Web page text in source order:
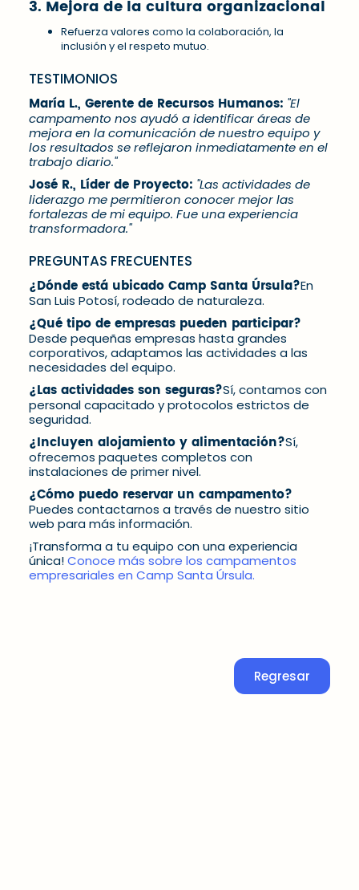
3. Mejora de la cultura organizacional
Refuerza valores como la colaboración, la
inclusión y el respeto mutuo.
TESTIMONIOS
María L., Gerente de Recursos Humanos: "El
campamento nos ayudó a identificar áreas de
mejora en la comunicación de nuestro equipo y
los resultados se reflejaron inmediatamente en el
trabajo diario."
José R., Líder de Proyecto: "Las actividades de
liderazgo me permitieron conocer mejor las
fortalezas de mi equipo. Fue una experiencia
transformadora."
PREGUNTAS FRECUENTES
¿Dónde está ubicado Camp Santa Úrsula?En
San Luis Potosí, rodeado de naturaleza.
¿Qué tipo de empresas pueden participar?
Desde pequeñas empresas hasta grandes
corporativos, adaptamos las actividades a las
necesidades del equipo.
¿Las actividades son seguras?Sí, contamos con
personal capacitado y protocolos estrictos de
seguridad.
¿Incluyen alojamiento y alimentación?Sí,
ofrecemos paquetes completos con
instalaciones de primer nivel.
¿Cómo puedo reservar un campamento?
Puedes contactarnos a través de nuestro sitio
web para más información.
¡Transforma a tu equipo con una experiencia
única!Conoce más sobre los campamentos
empresariales en Camp Santa Úrsula.
Regresar